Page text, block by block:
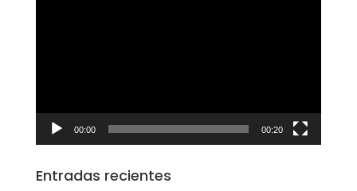
00:00 00:20
Entradas recientes